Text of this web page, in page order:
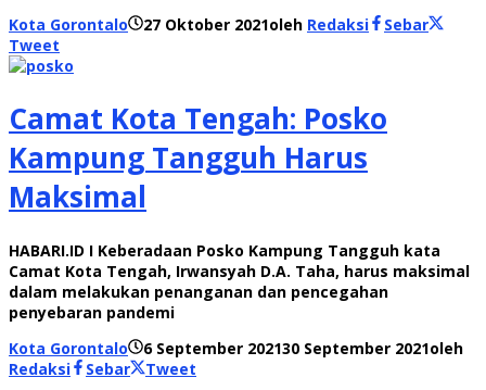
Kota Gorontalo
27 Oktober 2021oleh Redaksi
Sebar
Tweet
Camat Kota Tengah: Posko
Kampung Tangguh Harus
Maksimal
HABARI.ID I Keberadaan Posko Kampung Tangguh kata
Camat Kota Tengah, Irwansyah D.A. Taha, harus maksimal
dalam melakukan penanganan dan pencegahan
penyebaran pandemi
Kota Gorontalo
6 September 202130 September 2021oleh
Redaksi
Sebar Tweet